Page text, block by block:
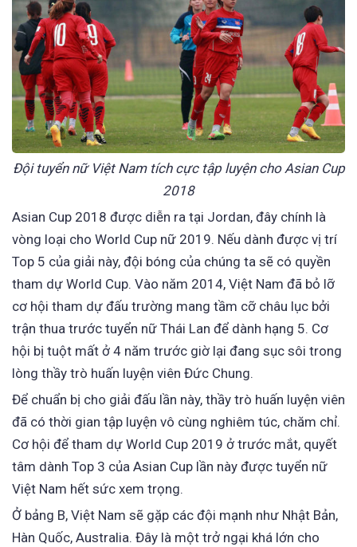
Đội tuyển nữ Việt Nam tích cực tập luyện cho Asian Cup
2018
Asian Cup 2018 được diễn ra tại Jordan, đây chính là
vòng loại cho World Cup nữ 2019. Nếu dành được vị trí
Top 5 của giải này, đội bóng của chúng ta sẽ có quyền
tham dự World Cup. Vào năm 2014, Việt Nam đã bỏ lỡ
cơ hội tham dự đấu trường mang tầm cỡ châu lục bởi
trận thua trước tuyển nữ Thái Lan để dành hạng 5. Cơ
hội bị tuột mất ở 4 năm trước giờ lại đang sục sôi trong
lòng thầy trò huấn luyện viên Đức Chung.
Để chuẩn bị cho giải đấu lần này, thầy trò huấn luyện viên
đã có thời gian tập luyện vô cùng nghiêm túc, chăm chỉ.
Cơ hội để tham dự World Cup 2019 ở trước mắt, quyết
tâm dành Top 3 của Asian Cup lần này được tuyển nữ
Việt Nam hết sức xem trọng.
Ở bảng B, Việt Nam sẽ gặp các đội mạnh như Nhật Bản,
Hàn Quốc, Australia. Đây là một trở ngại khá lớn cho